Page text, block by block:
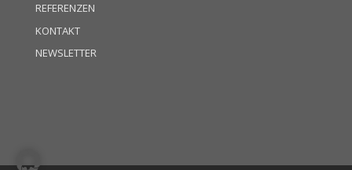
REFERENZEN
KONTAKT
NEWSLETTER